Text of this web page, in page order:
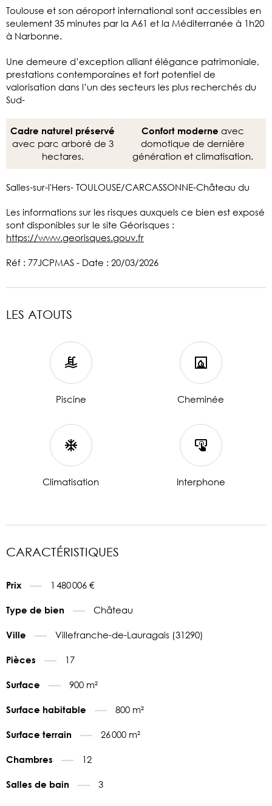
Toulouse et son aéroport international sont accessibles en
seulement 35 minutes par la A61 et la Méditerranée à 1h20
à Narbonne.
Une demeure d’exception alliant élégance patrimoniale,
prestations contemporaines et fort potentiel de
valorisation dans l’un des secteurs les plus recherchés du
Sud-
Cadre naturel préservé
avec parc arboré de 3
hectares.
Confort moderne avec
domotique de dernière
génération et climatisation.
Salles-sur-l'Hers- TOULOUSE/CARCASSONNE-Château du
Les informations sur les risques auxquels ce bien est exposé
sont disponibles sur le site Géorisques :
https://www.georisques.gouv.fr
Réf : 77JCPMAS - Date : 20/03/2026
LES ATOUTS
Piscine Cheminée
Climatisation Interphone
CARACTÉRISTIQUES
Prix 1 480 006 €
Type de bien Château
Ville Villefranche-de-Lauragais (31290)
Pièces 17
Surface 900 m²
Surface habitable 800 m²
Surface terrain 26 000 m²
Chambres 12
Salles de bain 3